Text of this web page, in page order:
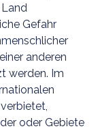
Gefahr
anderen
werden. Im
oder Gebiete